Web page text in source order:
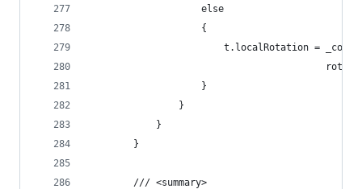
                    else
                    {
t.localRotation =
                                          rot;
                    }
                }
            }
        }
        /// <summary>